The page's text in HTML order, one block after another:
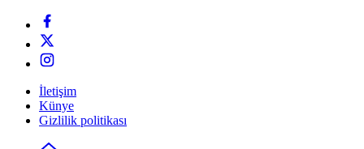
İletişim
Künye
Gizlilik politikası